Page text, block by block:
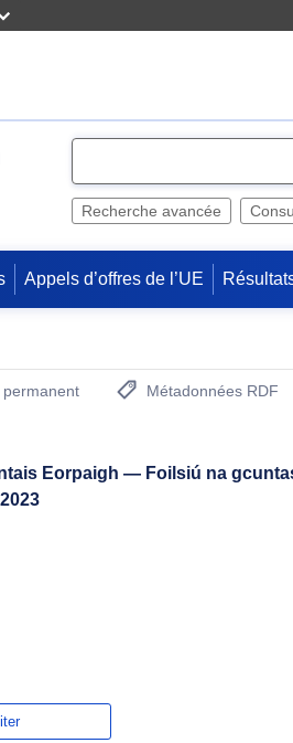
e
Recherche avancée
Appels d’offres de l’UE
permanent
Métadonnées RDF
Eorpaigh — Foilsiú na